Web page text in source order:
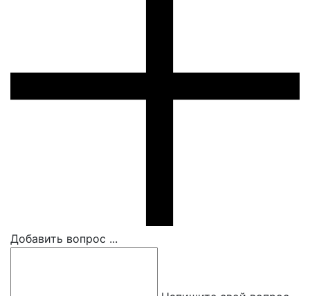
Добавить вопрос ...